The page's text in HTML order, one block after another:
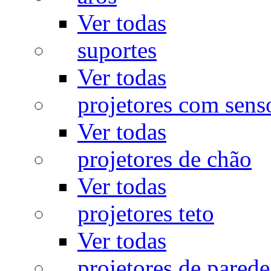
Ver todas
suportes
Ver todas
projetores com
Ver todas
projetores de chão
Ver todas
projetores teto
Ver todas